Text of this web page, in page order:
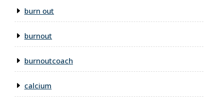
burn out
burnout
burnoutcoach
calcium